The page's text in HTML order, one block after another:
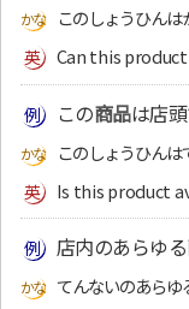
このしょうひん
Can this
この商品は店
このしょうひん
Is this product
店内のあらゆる
てんないのあらゆ